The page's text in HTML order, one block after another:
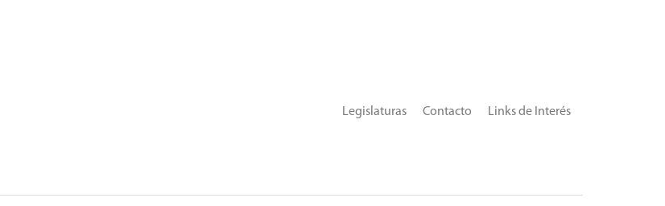
Links de Interés
Contacto
Legislaturas